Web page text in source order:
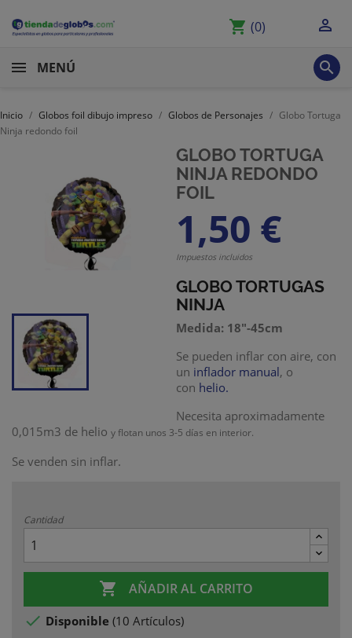
shopping_cart (0) 
MENÚ 
Inicio Globos foil dibujo impreso Globos de Personajes
Globo Tortuga
Ninja redondo foil
GLOBO TORTUGA
NINJA REDONDO
FOIL
1,50 €
Impuestos incluidos
GLOBO TORTUGAS
NINJA
Medida: 18"-45cm
Se pueden inflar con aire, con
un inflador manual, o
con helio.
Necesita aproximadamente
0,015m3 de helio y flotan unos 3-5 días en interior.
Se venden sin inflar.
Cantidad
 AÑADIR AL CARRITO
 Disponible (10 Artículos)